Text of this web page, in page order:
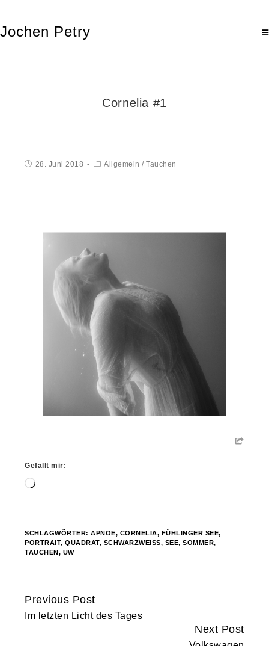
Jochen Petry
Cornelia #1
28. Juni 2018 Allgemein /Tauchen
Gefällt mir:
Wird
SCHLAGWÖRTER:APNOE, CORNELIA, FÜHLINGER SEE,
PORTRAIT,QUADRAT, SCHWARZWEISS , SEE,SOMMER,
TAUCHEN, UW
Continue
Reading
Previous Post
Im letzten Licht des Tages
Next Post